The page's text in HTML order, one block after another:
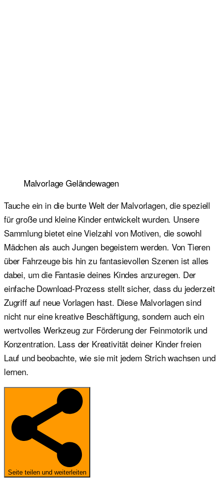
Malvorlage Geländewagen
Tauche ein in die bunte Welt der Malvorlagen, die speziell
für große und kleine Kinder entwickelt wurden. Unsere
Sammlung bietet eine Vielzahl von Motiven, die sowohl
Mädchen als auch Jungen begeistern werden. Von Tieren
über Fahrzeuge bis hin zu fantasievollen Szenen ist alles
dabei, um die Fantasie deines Kindes anzuregen. Der
einfache Download-Prozess stellt sicher, dass du jederzeit
Zugriff auf neue Vorlagen hast. Diese Malvorlagen sind
nicht nur eine kreative Beschäftigung, sondern auch ein
wertvolles Werkzeug zur Förderung der Feinmotorik und
Konzentration. Lass der Kreativität deiner Kinder freien
Lauf und beobachte, wie sie mit jedem Strich wachsen und
lernen.
Seite teilen und weiterleiten